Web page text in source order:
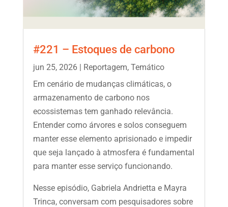
#221 – Estoques de carbono
jun 25, 2026| Reportagem, Temático
Em cenário de mudanças climáticas, o
armazenamento de carbono nos
ecossistemas tem ganhado relevância.
Entender como árvores e solos conseguem
manter esse elemento aprisionado e impedir
que seja lançado à atmosfera é fundamental
para manter esse serviço funcionando.
Nesse episódio, Gabriela Andrietta e Mayra
Trinca, conversam com pesquisadores sobre